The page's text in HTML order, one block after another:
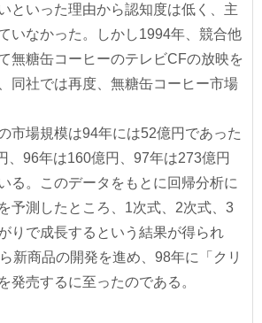
といった理由から認知度は低く、主
いなかった。しかし1994年、競合他
無糖缶コーヒーのテレビCFの放映を
同社では再度、無糖缶コーヒー市場
市場規模は94年には52億円であった
、96年は160億円、97年は273億円
る。このデータをもとに回帰分析に
予測したところ、1次式、2次式、3
りで成長するという結果が得られ
新商品の開発を進め、98年に「クリ
発売するに至ったのである。